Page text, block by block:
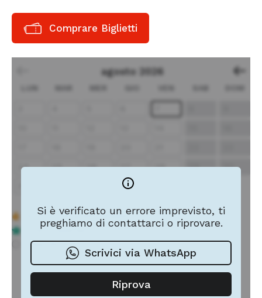
Comprare Biglietti